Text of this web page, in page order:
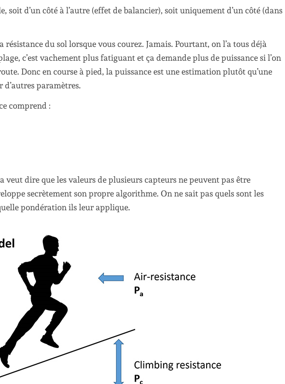
soit d’un côté à l’autre (effet de balancier), soit uniquement d’un côté (dans
du sol lorsque vous courez. Jamais. Pourtant, on l’a tous déjà
c’est vachement plus fatiguant et ça demande plus de puissance si l’on
Donc en course à pied, la puissance est une estimation plutôt qu’une
paramètres.
comprend :
veut dire que les valeurs de plusieurs capteurs ne peuvent pas être
secrètement son propre algorithme. On ne sait pas quels sont les
pondération ils leur applique.